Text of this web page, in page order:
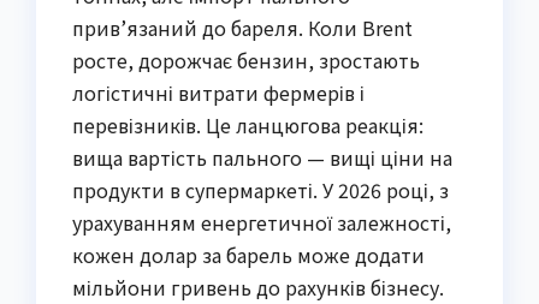
прив’язаний до бареля. Коли Brent
росте, дорожчає бензин, зростають
логістичні витрати фермерів і
перевізників. Це ланцюгова реакція:
вища вартість пального — вищі ціни на
продукти в супермаркеті. У 2026 році, з
урахуванням енергетичної залежності,
кожен долар за барель може додати
мільйони гривень до рахунків бізнесу.